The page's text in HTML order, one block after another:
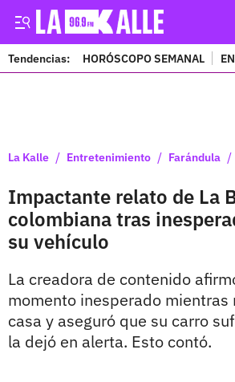
Tendencias: HORÓSCOPO SEMANAL
La Kalle / Entretenimiento / Farándula /
Impactante relato de La
colombiana tras
su vehículo
La creadora de contenido
momento inesperado mientras
casa y aseguró que su carro
la dejó en alerta. Esto contó.